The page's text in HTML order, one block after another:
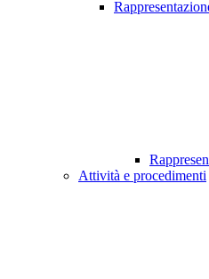
Attività e procedimenti